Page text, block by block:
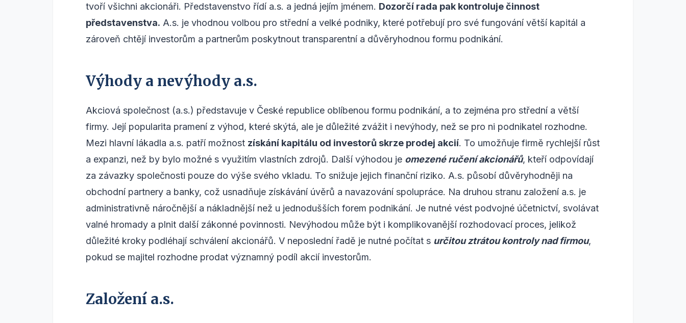
tvoří všichni akcionáři. Představenstvo řídí a.s. a jedná jejím jménem. Dozorčí rada pak kontroluje činnost
představenstva. A.s. je vhodnou volbou pro střední a velké podniky, které potřebují pro své fungování větší kapitál a
zároveň chtějí investorům a partnerům poskytnout transparentní a důvěryhodnou formu podnikání.
Výhody a nevýhody a.s.
Akciová společnost (a.s.) představuje v České republice oblíbenou formu podnikání, a to zejména pro střední a větší
firmy. Její popularita pramení z výhod, které skýtá, ale je důležité zvážit i nevýhody, než se pro ni podnikatel rozhodne.
Mezi hlavní lákadla a.s. patří možnost získání kapitálu od investorů skrze prodej akcií. To umožňuje firmě rychlejší růst
a expanzi, než by bylo možné s využitím vlastních zdrojů. Další výhodou je omezené ručení akcionářů, kteří odpovídají
za závazky společnosti pouze do výše svého vkladu. To snižuje jejich finanční riziko. A.s. působí důvěryhodněji na
obchodní partnery a banky, což usnadňuje získávání úvěrů a navazování spolupráce. Na druhou stranu založení a.s. je
administrativně náročnější a nákladnější než u jednodušších forem podnikání. Je nutné vést podvojné účetnictví, svolávat
valné hromady a plnit další zákonné povinnosti. Nevýhodou může být i komplikovanější rozhodovací proces, jelikož
důležité kroky podléhají schválení akcionářů. V neposlední řadě je nutné počítat s určitou ztrátou kontroly nad firmou,
pokud se majitel rozhodne prodat významný podíl akcií investorům.
Založení a.s.